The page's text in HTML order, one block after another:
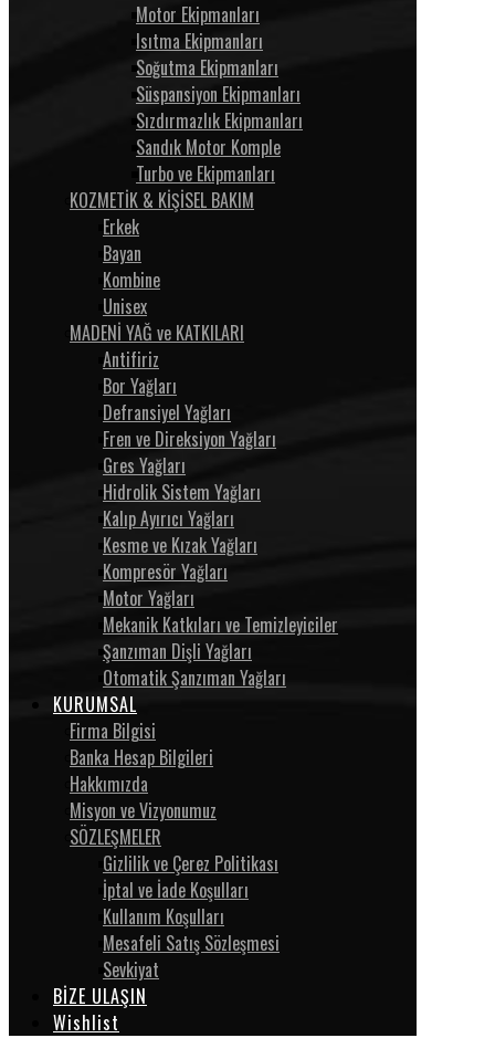
Motor Ekipmanları
Isıtma Ekipmanları
Soğutma Ekipmanları
Süspansiyon Ekipmanları
Sızdırmazlık Ekipmanları
Sandık Motor Komple
Turbo ve Ekipmanları
KOZMETİK & KİŞİSEL BAKIM
Erkek
Bayan
Kombine
Unisex
MADENİ YAĞ ve KATKILARI
Antifiriz
Bor Yağları
Defransiyel Yağları
Fren ve Direksiyon Yağları
Gres Yağları
Hidrolik Sistem Yağları
Kalıp Ayırıcı Yağları
Kesme ve Kızak Yağları
Kompresör Yağları
Motor Yağları
Mekanik Katkıları ve Temizleyiciler
Şanzıman Dişli Yağları
Otomatik Şanzıman Yağları
KURUMSAL
Firma Bilgisi
Banka Hesap Bilgileri
Hakkımızda
Misyon ve Vizyonumuz
SÖZLEŞMELER
Gizlilik ve Çerez Politikası
İptal ve İade Koşulları
Kullanım Koşulları
Mesafeli Satış Sözleşmesi
Sevkiyat
BİZE ULAŞIN
Wishlist